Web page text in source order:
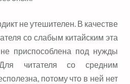
не утешителен. В качестве
со слабым китайским эта
приспособлена под нужды
читателя со средним
потому что в ней нет